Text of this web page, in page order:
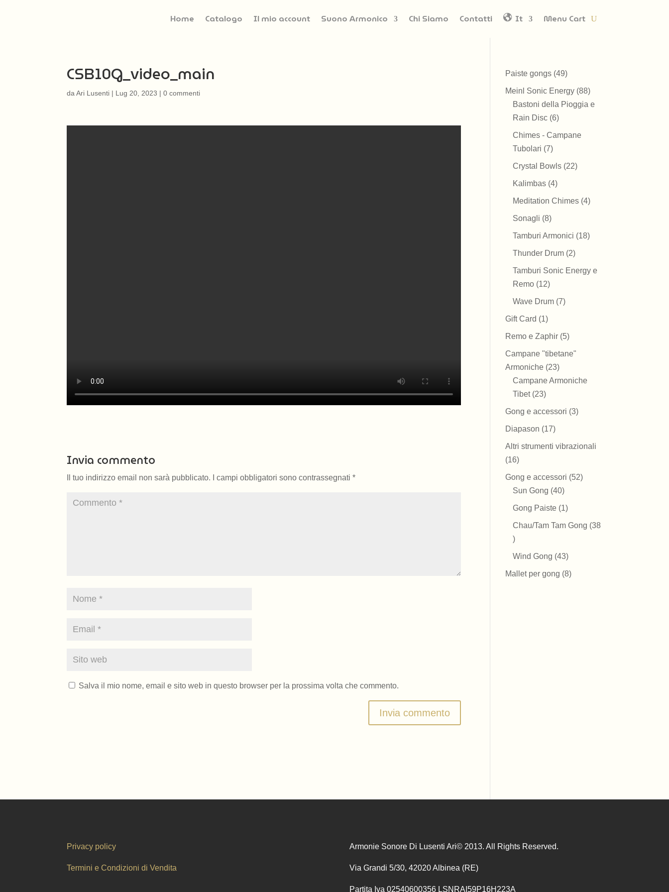
Home Catalogo Il mio account Suono Armonico Chi Siamo Contatti It Menu Cart
CSB10G_video_main
daAri Lusenti | Lug 20, 2023 |0 commenti
Invia commento
Il tuo indirizzo email non sarà pubblicato. I campi obbligatori sono contrassegnati*
Salva il mio nome, email e sito web in questo browser per la prossima volta che commento.
Paiste gongs 4949
prodotti
Meinl Sonic Energy 8888
prodotti
Bastoni della Pioggia e
Rain Disc 66
Chimes - Campane
Tubolari 77
prodotti
Crystal Bowls 2222
Kalimbas 44
prodotti
Meditation Chimes 44
Sonagli 88
prodotti
Tamburi Armonici 1818
Thunder Drum 22
Tamburi Sonic Energy e
Remo 1212
prodotti
Wave Drum 77
Gift Card 11
prodotto
Remo e Zaphir 55
prodotti
Campane "tibetane"
Armoniche 2323
prodotti
Campane Armoniche
Tibet 2323
prodotti
Gong e accessori 33
Diapason 1717
prodotti
Altri strumenti vibrazionali
1616
Gong e accessori 5252
Sun Gong 4040
prodotti
Gong Paiste 11
prodotto
Chau/Tam Tam Gong 38
38
prodotti
Wind Gong 4343
prodotti
Mallet per gong 88
Privacy policy
Termini e Condizioni di Vendita
Armonie Sonore Di Lusenti Ari© 2013. All Rights Reserved.
Via Grandi 5/30, 42020 Albinea (RE)
Partita Iva 02540600356 LSNRAI59P16H223A